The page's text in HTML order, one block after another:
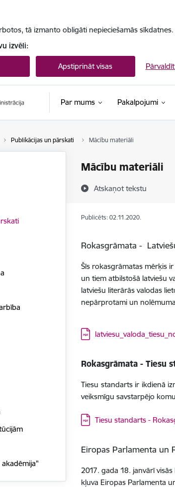
tā izmanto obligāti nepieciešamās
izvēli:
Apstiprināt visas
Par mums Pakalpojumi
Publikācijas un pārskati Mācību materiāli
Mācību materiāli
Atskaņot tekstu
Publicēts: 02.11.2020.
Rokasgrāmata -
Šīs rokasgrāmatas mērķis
un tiem atbilstošā latviešu
latviešu literārās valodas
nepārprotami un
Lejupielādēt:
Rokasgrāmata - Tiesu
Tiesu standarts ir ikdienā
veiksmīgu savstarpējo
Lejupielādēt:
Tiesu standarts -
Eiropas Parlamenta un
2017. gada 18. janvārī
kļuva Eiropas Parlamenta